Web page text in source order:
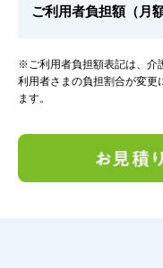
ご利用者負担額（月額
※ご利用者負担額表記は、介
利用者さまの負担割合が変更
ます。